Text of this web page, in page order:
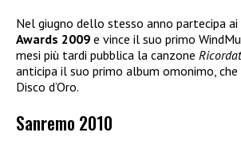
Nel giugno dello stesso anno partecipa ai
Awards 2009 e vince il suo primo
mesi più tardi pubblica la canzone
anticipa il suo primo album omonimo,
Disco d’Oro.
Sanremo 2010